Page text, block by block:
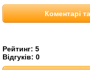
Коментарі
Рейтинг: 5
Відгуків: 0